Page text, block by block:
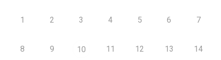
1 2 3 4 5 6 7
8 9 10 11 12 13 14